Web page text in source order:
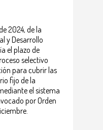
2024, de la
y Desarrollo
el plazo de
selectivo
para cubrir las
fijo de la
el sistema
por Orden